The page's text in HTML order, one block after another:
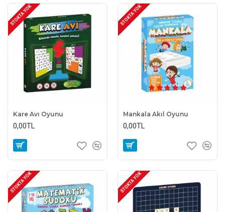
STOKTA YOK
Kare Avı Oyunu
0,00TL
STOKTA YOK
Mankala Akıl Oyunu
0,00TL
STOKTA YOK STOKTA YOK